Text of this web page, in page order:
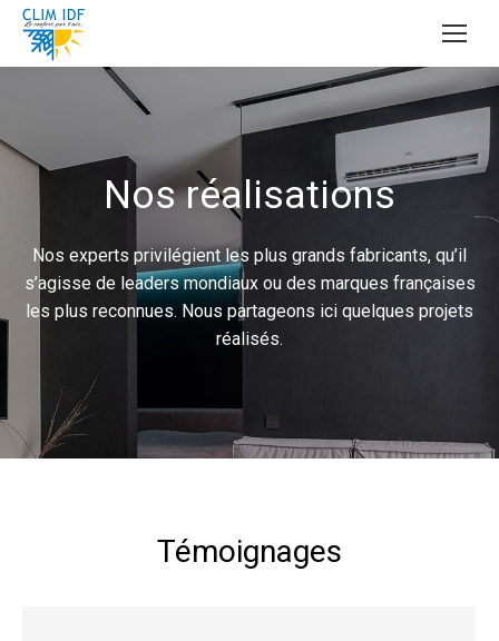
Nos réalisations
Nos experts privilégient les plus grands fabricants, qu’il
s’agisse de leaders mondiaux ou des marques françaises
les plus reconnues. Nous partageons ici quelques projets
réalisés.
Témoignages